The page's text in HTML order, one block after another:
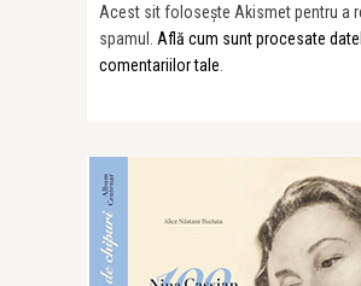
Acest sit folosește Akismet pentru a
spamul. Află cum sunt procesate
comentariilor tale